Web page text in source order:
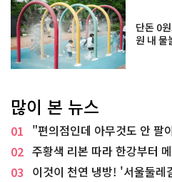
단돈 0
원 내 물
많이 본 뉴스
01 "편의점인데 아무것도 안 팔
편의점의 정체
02 주황색 리본 따라 한강부터
둘레길 15코스
03 이것이 천연 냉방! '서울둘레